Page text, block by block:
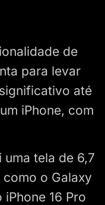
de
para levar
até
iPhone, com
tela de 6,7
o Galaxy
16 Pro